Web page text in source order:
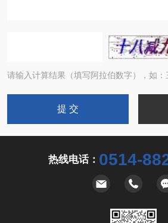
请输入计算结果（填写阿拉伯数字），如：
热线电话： 0514-